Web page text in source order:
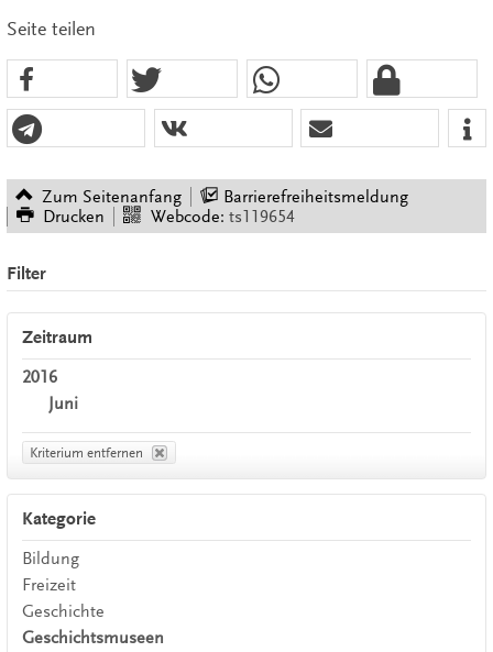
Seite teilen
Zum Seitenanfang
Barrierefreiheitsmeldung
Drucken
Webcode: ts119654
Filter
Zeitraum
2016
Juni
Kriterium entfernen
Kategorie
Bildung
Freizeit
Geschichte
Geschichtsmuseen